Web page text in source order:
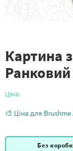
Картина
Ціна:
🎨 Ціна для Brushme
Без